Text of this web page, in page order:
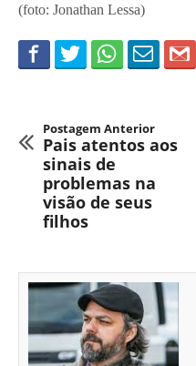
(foto: Jonathan Lessa)
Postagem Anterior
Pais atentos aos
sinais de
problemas na
visão de seus
filhos